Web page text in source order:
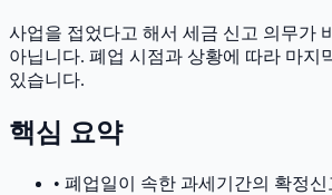
사업을 접었다고 해서 세금 신고 의무가
아닙니다. 폐업 시점과 상황에 따라 마지
있습니다.
핵심 요약
• 폐업일이 속한 과세기간의 확정